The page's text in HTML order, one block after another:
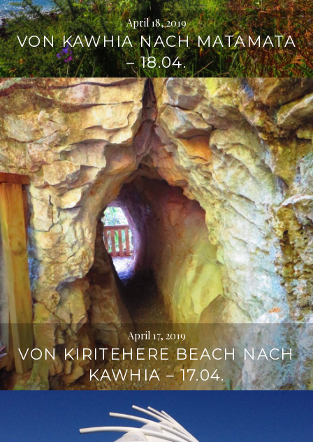
April 18, 2019
VON KAWHIA NACH MATAMATA
– 18.04.
April 17, 2019
VON KIRITEHERE BEACH NACH
KAWHIA – 17.04.